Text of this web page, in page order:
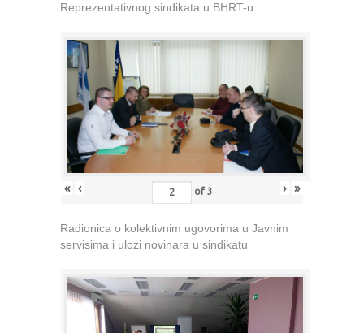
Reprezentativnog sindikata u BHRT-u
« ‹ of 3 › »
Radionica o kolektivnim ugovorima u Javnim
servisima i ulozi novinara u sindikatu